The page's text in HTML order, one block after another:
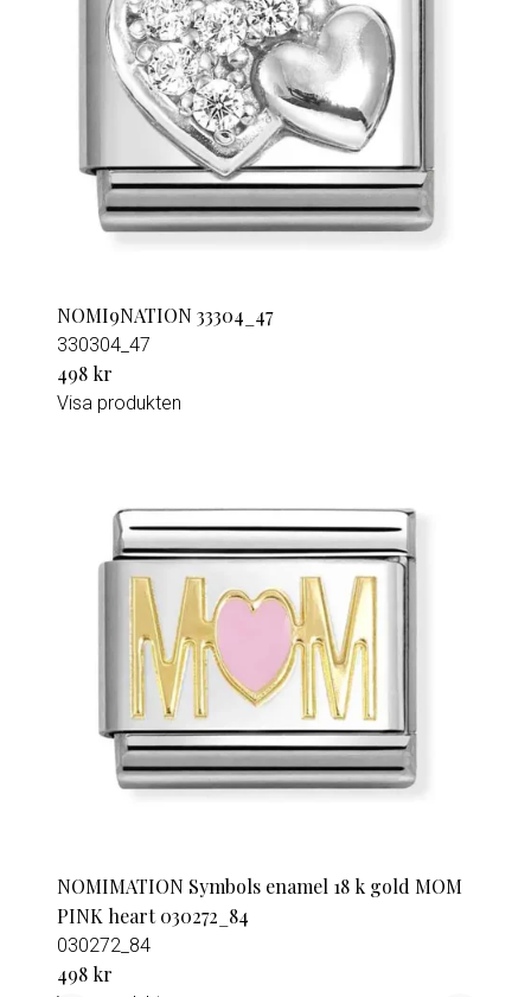
NOMI9NATION 33304_47
330304_47
498 kr
Visa produkten
NOMIMATION Symbols enamel 18 k gold MOM
PINK heart 030272_84
030272_84
498 kr